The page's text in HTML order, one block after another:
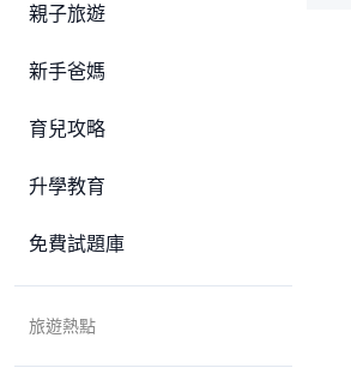
親子旅遊
新手爸媽
育兒攻略
升學教育
免費試題庫
旅遊熱點